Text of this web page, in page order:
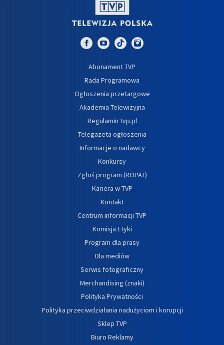
Abonament TVP
Rada Programowa
Ogłoszenia przetargowe
Akademia Telewizyjna
Regulamin tvp.pl
Telegazeta ogłoszenia
Informacje o nadawcy
Konkursy
Zgłoś program (ROPAT)
Kariera w TVP
Kontakt
Centrum informacji TVP
Komisja Etyki
Program dla prasy
Dla mediów
Serwis fotograficzny
Merchandising (znaki)
Polityka Prywatności
Polityka przeciwdziałania nadużyciom i korupcji
Sklep TVP
Biuro Reklamy